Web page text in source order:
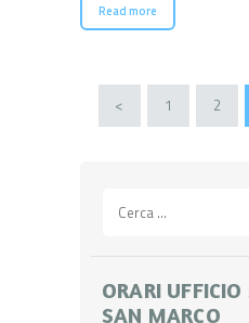
Read more
Paginazione
degli
< PAGE
1 PAGE
2
per:
ORARI UFFICIO
SAN MARCO